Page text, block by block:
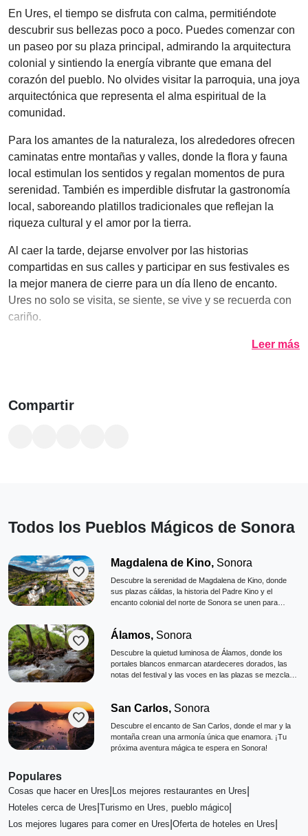
En Ures, el tiempo se disfruta con calma, permitiéndote
descubrir sus bellezas poco a poco. Puedes comenzar con
un paseo por su plaza principal, admirando la arquitectura
colonial y sintiendo la energía vibrante que emana del
corazón del pueblo. No olvides visitar la parroquia, una joya
arquitectónica que representa el alma espiritual de la
comunidad.
Para los amantes de la naturaleza, los alrededores ofrecen
caminatas entre montañas y valles, donde la flora y fauna
local estimulan los sentidos y regalan momentos de pura
serenidad. También es imperdible disfrutar la gastronomía
local, saboreando platillos tradicionales que reflejan la
riqueza cultural y el amor por la tierra.
Al caer la tarde, dejarse envolver por las historias
compartidas en sus calles y participar en sus festivales es
la mejor manera de cierre para un día lleno de encanto.
Ures no solo se visita, se siente, se vive y se recuerda con
cariño.
Leer más
Compartir
Todos los Pueblos Mágicos de Sonora
favorite
Magdalena de Kino, Sonora
Descubre la serenidad de Magdalena de Kino, donde
sus plazas cálidas, la historia del Padre Kino y el
encanto colonial del norte de Sonora se unen para
favorite Álamos, Sonora
Descubre la quietud luminosa de Álamos, donde los
portales blancos enmarcan atardeceres dorados, las
notas del festival y las voces en las plazas se mezclan
favorite
San Carlos, Sonora
Descubre el encanto de San Carlos, donde el mar y la
montaña crean una armonía única que enamora. ¡Tu
próxima aventura mágica te espera en Sonora!
Populares
Cosas que hacer en Ures Los mejores restaurantes en Ures
Hoteles cerca de Ures Turismo en Ures, pueblo mágico
Los mejores lugares para comer en Ures Oferta de hoteles en Ures